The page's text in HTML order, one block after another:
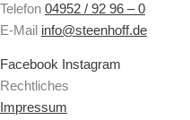
Telefon 04952 / 92 96 – 0
E-Mail info@steenhoff.de
Facebook Instagram
Rechtliches
Impressum